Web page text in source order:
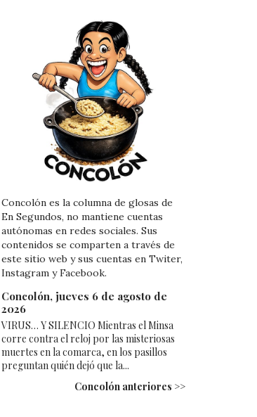
Concolón es la columna de glosas de
En Segundos, no mantiene cuentas
autónomas en redes sociales. Sus
contenidos se comparten a través de
este sitio web y sus cuentas en Twiter,
Instagram y Facebook.
Concolón, jueves 6 de agosto de
2026
VIRUS… Y SILENCIO Mientras el Minsa
corre contra el reloj por las misteriosas
muertes en la comarca, en los pasillos
preguntan quién dejó que la...
Concolón anteriores >>